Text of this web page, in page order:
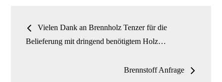
Beitrags-
Navigation
Vielen Dank an Brennholz Tenzer für die
Belieferung mit dringend benötigtem Holz…
Brennstoff Anfrage